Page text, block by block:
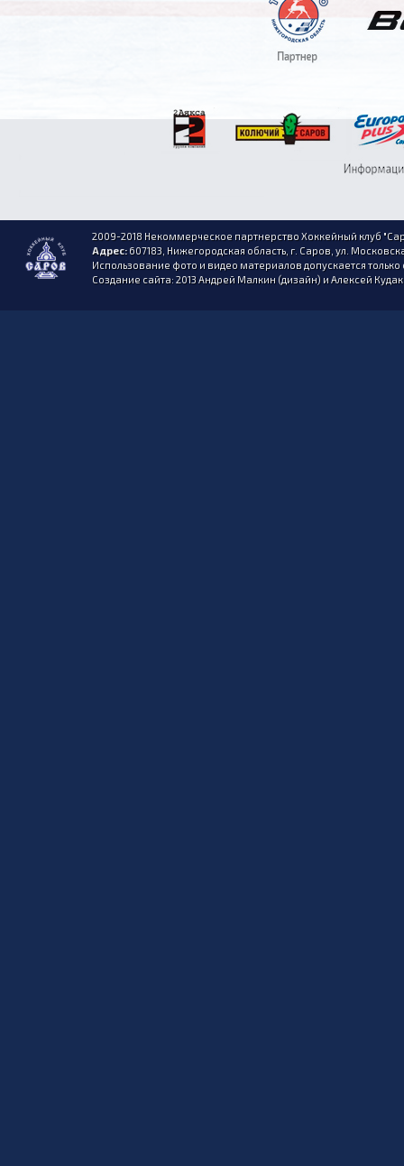
2009-2018 Некоммерческое партнерство Хоккейный клуб
Адрес:607183, Нижегородская область, г. Саров, ул.
Использование фото и видео материалов допускается
Создание сайта: 2013 Андрей Малкин (дизайн) и Алексей